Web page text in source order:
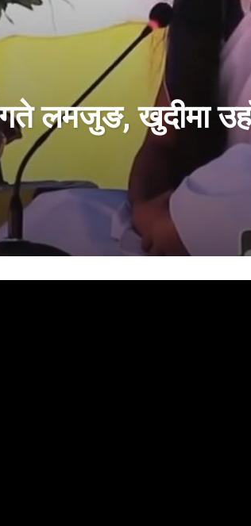
लमजुङ, खुदीमा